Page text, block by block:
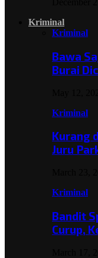
Kriminal
Kriminal
Bawa
Burai
Kriminal
Kurang
Juru
Kriminal
Bandit
Curup,